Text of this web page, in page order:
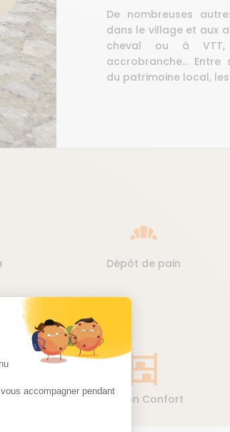
accompagner pendant
De nombreuses
dans le village et aux
cheval ou à VTT,
accrobranche…
du patrimoine local,
bakery_dining
Dépôt de pain
shelves
Option Confort